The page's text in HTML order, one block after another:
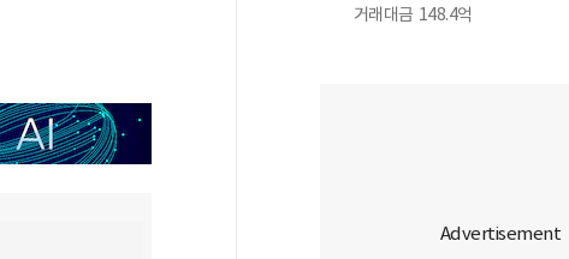
거래대금 148.4억